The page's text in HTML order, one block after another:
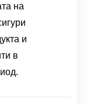
на
и
в